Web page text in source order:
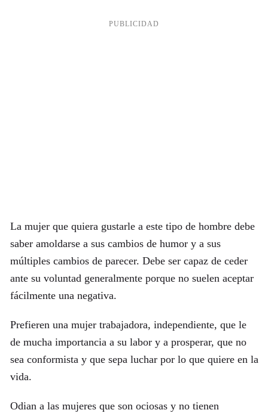
La mujer que quiera gustarle a este tipo de hombre debe
saber amoldarse a sus cambios de humor y a sus
múltiples cambios de parecer. Debe ser capaz de ceder
ante su voluntad generalmente porque no suelen aceptar
fácilmente una negativa.
Prefieren una mujer trabajadora, independiente, que le
de mucha importancia a su labor y a prosperar, que no
sea conformista y que sepa luchar por lo que quiere en la
vida.
Odian a las mujeres que son ociosas y no tienen